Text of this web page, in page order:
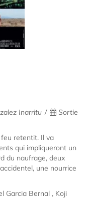
Inarritu
Sortie
retentit. Il va
qui impliqueront un
du naufrage, deux
une nourrice
Garcia Bernal , Koji